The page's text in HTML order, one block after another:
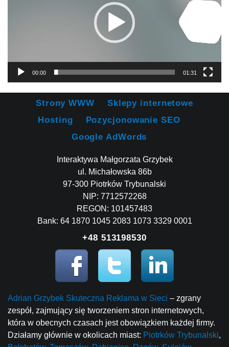
00:00 01:31
Strony WWW
Sklepy internetowe
Hosting
Pozycjonowanie SEO
Google AdWords
Interaktywa Małgorzata Grzybek
ul. Michałowska 86b
97-300 Piotrków Trybunalski
NIP: 7712572268
REGON: 101457483
Bank: 64 1870 1045 2083 1073 3329 0001
+48 513198530
Adrian Grzybek Skuteczna Reklama w Sieci – zgrany
zespół, zajmujący się tworzeniem stron internetowych,
która w obecnych czasach jest obowiązkiem każdej firmy.
Działamy głównie w okolicach miast: Piotrków Trybunalski,